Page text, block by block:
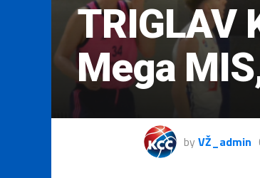
TRIGLAV
Mega
by VŽ_admin